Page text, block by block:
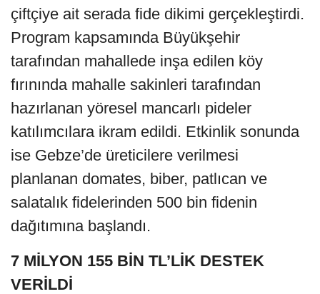
çiftçiye ait serada fide dikimi gerçekleştirdi.
Program kapsamında Büyükşehir
tarafından mahallede inşa edilen köy
fırınında mahalle sakinleri tarafından
hazırlanan yöresel mancarlı pideler
katılımcılara ikram edildi. Etkinlik sonunda
ise Gebze’de üreticilere verilmesi
planlanan domates, biber, patlıcan ve
salatalık fidelerinden 500 bin fidenin
dağıtımına başlandı.
7 MİLYON 155 BİN TL’LİK DESTEK
VERİLDİ